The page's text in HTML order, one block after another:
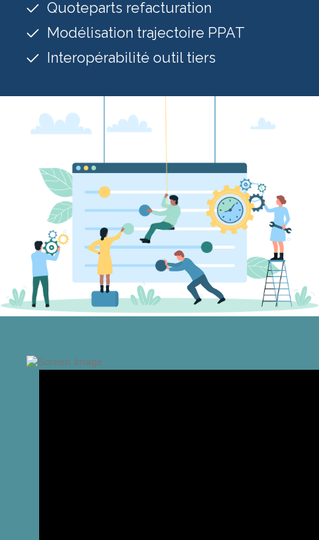
Quoteparts refacturation
Modélisation trajectoire PPAT
Interopérabilité outil tiers